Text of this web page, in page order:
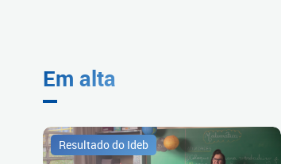
Em alta
Resultado do Ideb